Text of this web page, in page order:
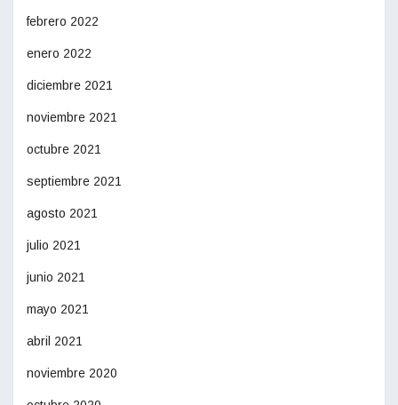
febrero 2022
enero 2022
diciembre 2021
noviembre 2021
octubre 2021
septiembre 2021
agosto 2021
julio 2021
junio 2021
mayo 2021
abril 2021
noviembre 2020